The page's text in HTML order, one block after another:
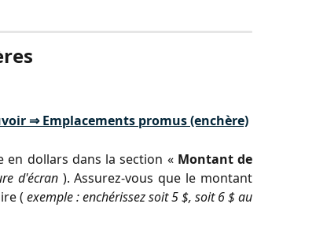
⇒ Emplacements promus (enchère)
en dollars dans la section « Montant de
d'écran). Assurez-vous que le montant
( exemple : enchérissez soit 5 $, soit 6 $ au